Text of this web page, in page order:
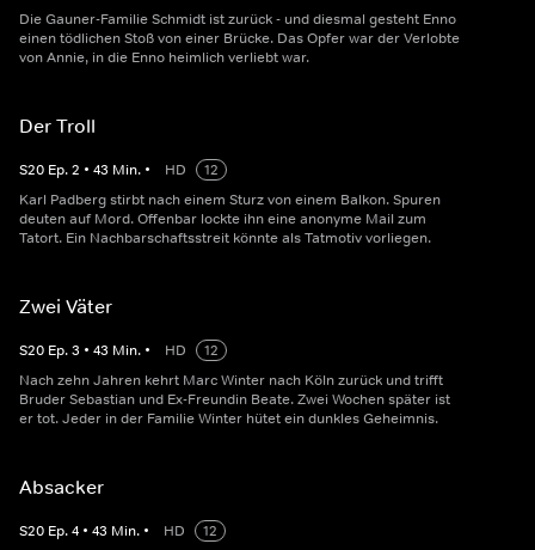
Die Gauner-Familie Schmidt ist zurück - und diesmal gesteht Enno
einen tödlichen Stoß von einer Brücke. Das Opfer war der Verlobte
von Annie, in die Enno heimlich verliebt war.
Der Troll
S20 Ep.2 • 43 Min. • HD
12
Karl Padberg stirbt nach einem Sturz von einem Balkon. Spuren
deuten auf Mord. Offenbar lockte ihn eine anonyme Mail zum
Tatort. Ein Nachbarschaftsstreit könnte als Tatmotiv vorliegen.
Zwei Väter
S20 Ep.3 • 43 Min. • HD
12
Nach zehn Jahren kehrt Marc Winter nach Köln zurück und trifft
Bruder Sebastian und Ex-Freundin Beate. Zwei Wochen später ist
er tot. Jeder in der Familie Winter hütet ein dunkles Geheimnis.
Absacker
S20 Ep.4 • 43 Min. • HD
12